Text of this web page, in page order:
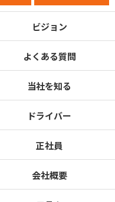
ビジョン
よくある質問
当社を知る
ドライバー
正社員
会社概要